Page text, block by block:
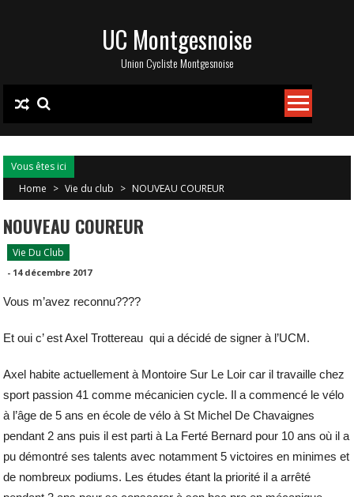
UC Montgesnoise
Union Cycliste Montgesnoise
Vous êtes ici
Home > Vie du club > NOUVEAU COUREUR
NOUVEAU COUREUR
Vie Du Club
- 14 décembre 2017
Vous m’avez reconnu????
Et oui c’ est Axel Trottereau qui a décidé de signer à l’UCM.
Axel habite actuellement à Montoire Sur Le Loir car il travaille chez
sport passion 41 comme mécanicien cycle. Il a commencé le vélo
à l’âge de 5 ans en école de vélo à St Michel De Chavaignes
pendant 2 ans puis il est parti à La Ferté Bernard pour 10 ans où il a
pu démontré ses talents avec notamment 5 victoires en minimes et
de nombreux podiums. Les études étant la priorité il a arrêté